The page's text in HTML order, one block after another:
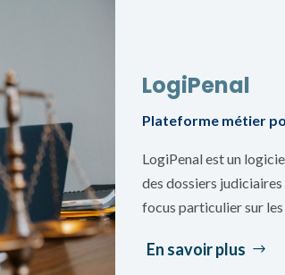
LogiPenal
Plateforme métier
LogiPenal est un
des dossiers
focus particulier sur
En savoir plus